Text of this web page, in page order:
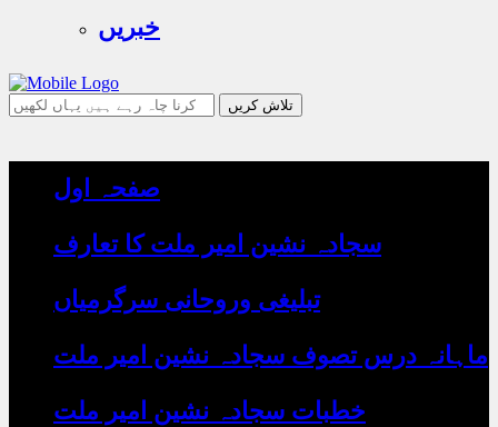
خبریں
جو
چاہ
صفحہ اول
سجادہ نشین امیر ملت کا تعارف
تبلیغی وروحانی سرگرمیاں
ماہانہ درس تصوف سجادہ نشین امیر ملت
خطبات سجادہ نشین امیر ملت